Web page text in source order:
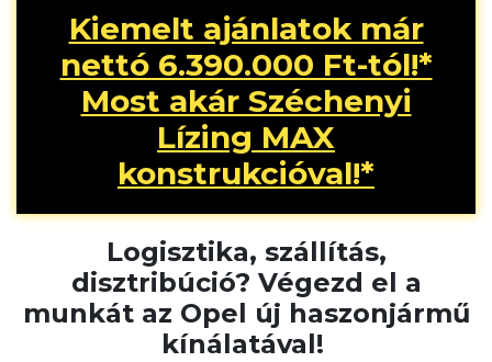
Kiemelt ajánlatok már
nettó 6.390.000 Ft-tól!*
Most akár Széchenyi
Lízing MAX
konstrukcióval!*
Logisztika, szállítás,
disztribúció? Végezd el a
munkát az Opel új haszonjármű
kínálatával!